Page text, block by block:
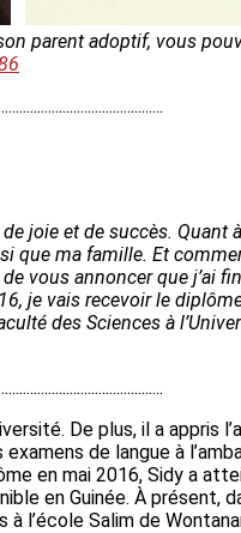
parent adoptif, vous
joie et de succès. Quant
que ma famille. Et
vous annoncer que j’ai
je vais recevoir le
des Sciences à
De plus, il a appris
de langue à
en mai 2016, Sidy a
en Guinée. À présent,
l’école Salim de